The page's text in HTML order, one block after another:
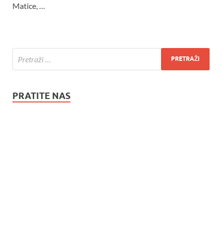
Matice, …
PRATITE NAS